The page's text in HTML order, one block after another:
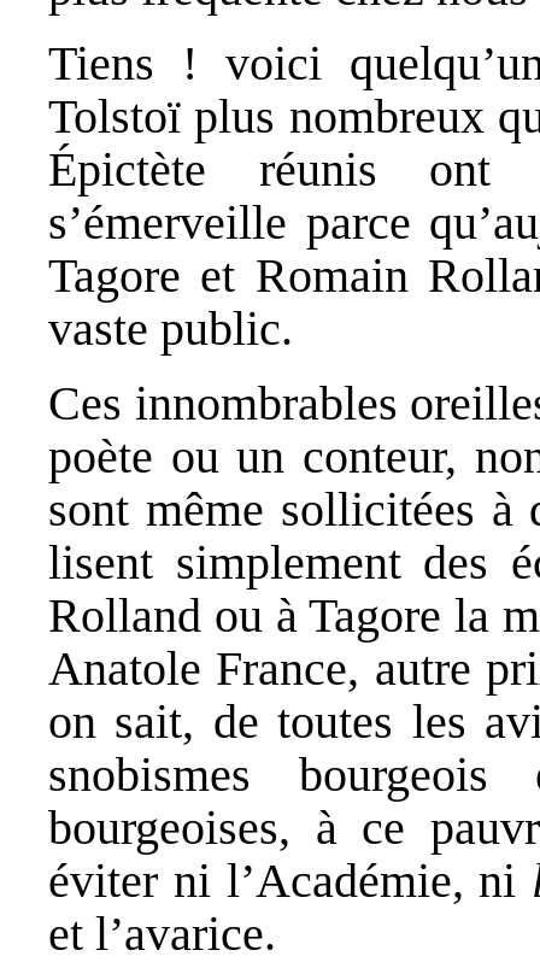
Tiens ! voici
Tolstoï plus nombreux
Épictète réunis ont
s’émerveille parce
Tagore et Romain
vaste public.
Ces innombrables
poète ou un conteur,
sont même sollicitées à
lisent simplement des
Rolland ou à Tagore la
Anatole France, autre
on sait, de toutes les
snobismes
bourgeoises, à ce
éviter ni l’Académie, ni
et l’avarice.